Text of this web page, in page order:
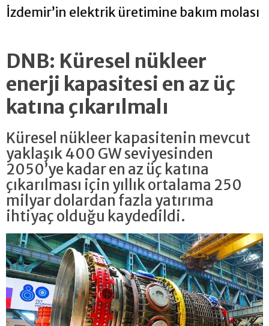
İzdemir’in elektrik üretimine bakım molası
DNB: Küresel nükleer
enerji kapasitesi en az üç
katına çıkarılmalı
Küresel nükleer kapasitenin mevcut
yaklaşık 400 GW seviyesinden
2050’ye kadar en az üç katına
çıkarılması için yıllık ortalama 250
milyar dolardan fazla yatırıma
ihtiyaç olduğu kaydedildi.